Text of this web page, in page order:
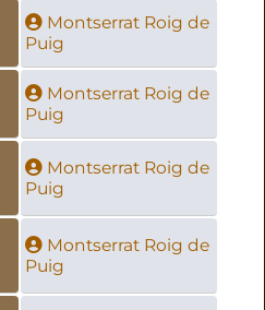
Montserrat Roig de
Puig
Montserrat Roig de
Puig
Montserrat Roig de
Puig
Montserrat Roig de
Puig